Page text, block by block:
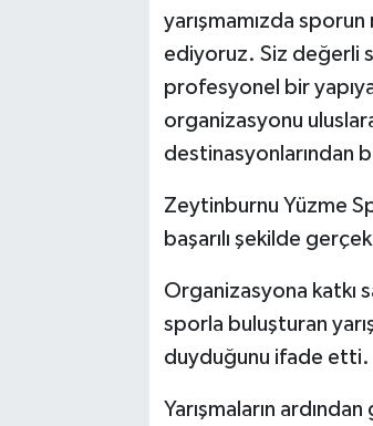
yarışmamızda
ediyoruz. Siz değerli
profesyonel bir
organizasyonu
destinasyonlarından
Zeytinburnu Yüzme
başarılı şekilde
Organizasyona katkı
sporla buluşturan
duyduğunu ifade etti.
Yarışmaların